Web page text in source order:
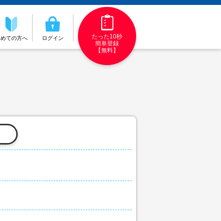
ての方へ ログイン
たった10秒
簡単登録
【無料】